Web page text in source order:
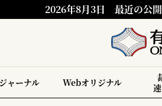
2026年8月3日 最近の公
ャーナル Webオリジナル